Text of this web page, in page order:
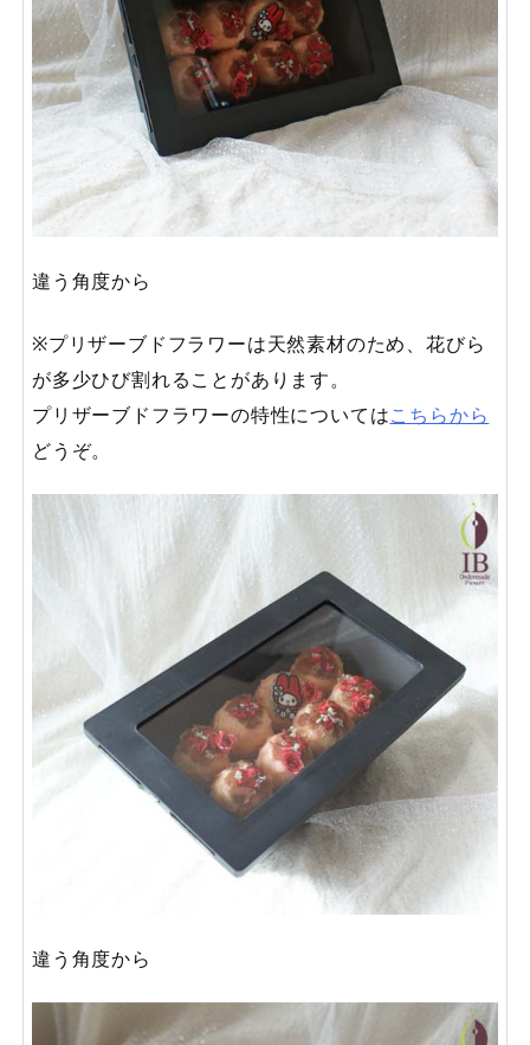
違う角度から
※プリザーブドフラワーは天然素材のため、花びら
が多少ひび割れることがあります。
プリザーブドフラワーの特性についてはこちらから
どうぞ。
違う角度から